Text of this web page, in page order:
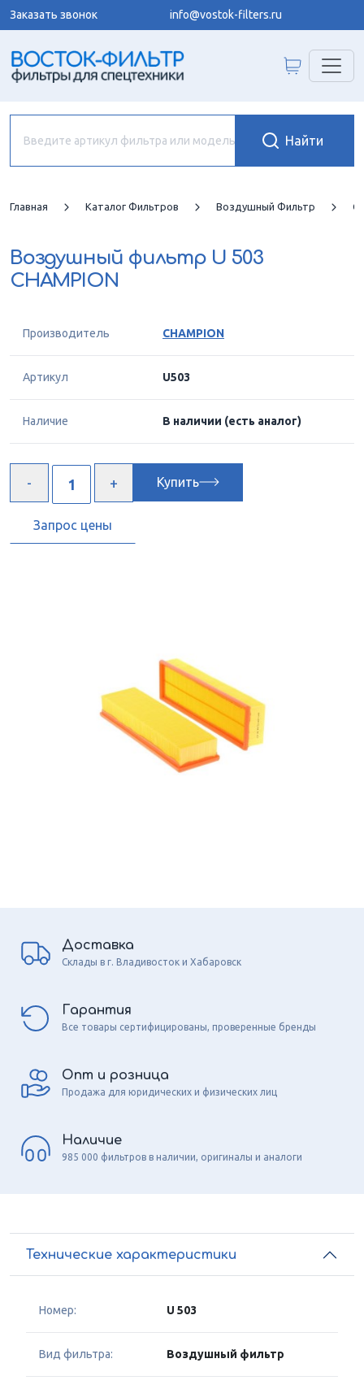
Заказать звонок info@vostok-filters.ru
Главная Каталог Фильтров Воздушный Фильтр
Воздушный фильтр U 503
CHAMPION
Производитель CHAMPION
Артикул U503
Наличие В наличии (есть аналог)
Купить
Запрос цены
Доставка
Склады в г. Владивосток и Хабаровск
Гарантия
Все товары сертифицированы, проверенные бренды
Опт и розница
Продажа для юридических и физических лиц
Наличие
985 000 фильтров в наличии, оригиналы и аналоги
Технические характеристики
Номер: U 503
Вид фильтра: Воздушный фильтр